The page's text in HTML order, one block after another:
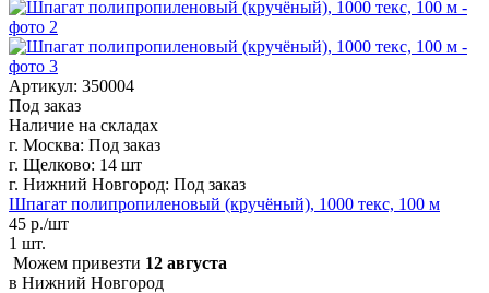
Артикул: 350004
Под заказ
Наличие на складах
г. Москва: Под заказ
г. Щелково: 14 шт
г. Нижний Новгород: Под заказ
Шпагат полипропиленовый (кручёный), 1000 текс, 100 м
45 р./шт
1 шт.
Можем привезти 12 августа
в Нижний Новгород